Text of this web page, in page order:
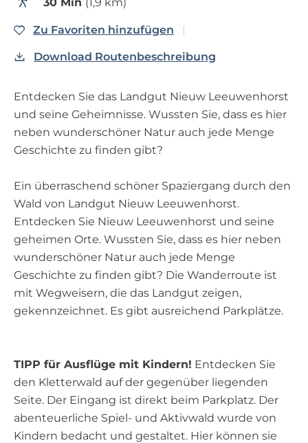
a
e
Zu Favoriten hinzufügen Zu Favoriten
Download Routenbeschreibung
Entdecken Sie das Landgut Nieuw Leeuwenhorst
und seine Geheimnisse. Wussten Sie, dass es hier
neben wunderschöner Natur auch jede Menge
Geschichte zu finden gibt?
Ein überraschend schöner Spaziergang durch den
Wald von Landgut Nieuw Leeuwenhorst.
Entdecken Sie Nieuw Leeuwenhorst und seine
geheimen Orte. Wussten Sie, dass es hier neben
wunderschöner Natur auch jede Menge
Geschichte zu finden gibt? Die Wanderroute ist
mit Wegweisern, die das Landgut zeigen,
gekennzeichnet. Es gibt ausreichend Parkplätze.
TIPP für Ausflüge mit Kindern! Entdecken Sie
den Kletterwald auf der gegenüber liegenden
Seite. Der Eingang ist direkt beim Parkplatz. Der
abenteuerliche Spiel- und Aktivwald wurde von
Kindern bedacht und gestaltet. Hier können sie